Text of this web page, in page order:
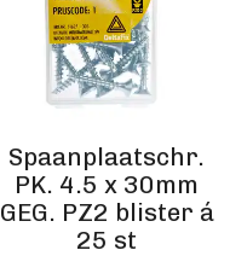
Spaanplaatschr.
PK. 4.5 x 30mm
GEG. PZ2 blister á
25 st